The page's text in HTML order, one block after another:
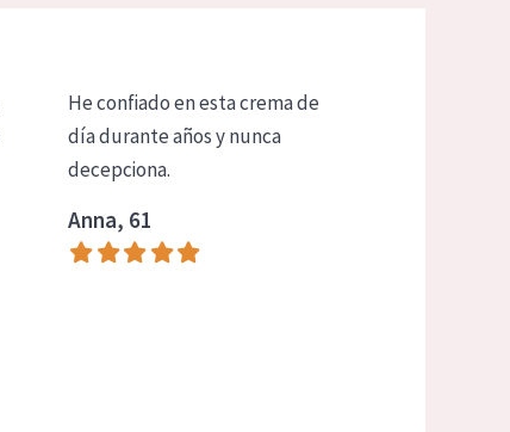
He confiado en esta crema de
día durante años y nunca
decepciona.
Anna, 61